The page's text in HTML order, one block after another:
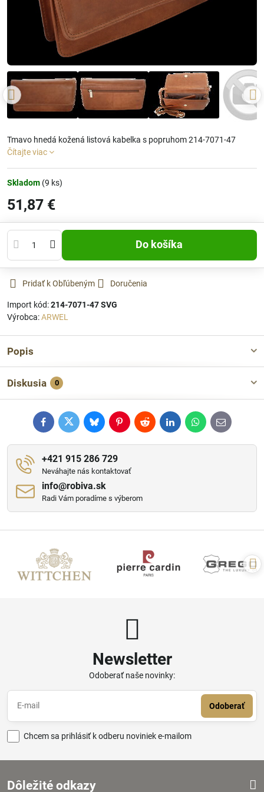
Tmavo hnedá kožená listová kabelka s popruhom 214-7071-47
Čítajte viac
Skladom (9 ks)
51,87 €
Do košíka
Pridať k Obľúbeným Doručenia
Import kód:214-7071-47 SVG
Výrobca:ARWEL
Popis
Diskusia 0
FacebookTwitterBlueskyPinterestRedditLinkedInWhatsApp
E-
mail
+421 915 286 729
Neváhajte nás kontaktovať
info​@robiva​.sk
Radi Vám poradíme s výberom
Newsletter
Odoberať naše novinky:
Odoberať
Chcem sa prihlásiť k odberu noviniek e-mailom
Dôležité odkazy